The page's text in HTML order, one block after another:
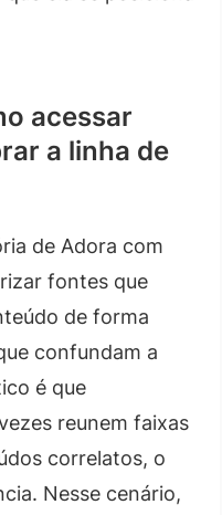
acessar
a linha de
de Adora com
fontes que
de forma
confundam a
é que
reunem faixas
correlatos, o
Nesse cenário,